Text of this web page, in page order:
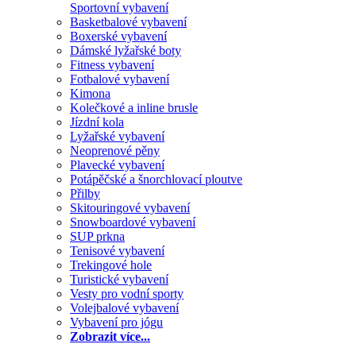
Sportovní vybavení
Basketbalové vybavení
Boxerské vybavení
Dámské lyžařské boty
Fitness vybavení
Fotbalové vybavení
Kimona
Kolečkové a inline brusle
Jízdní kola
Lyžařské vybavení
Neoprenové pěny
Plavecké vybavení
Potápěčské a šnorchlovací ploutve
Přilby
Skitouringové vybavení
Snowboardové vybavení
SUP prkna
Tenisové vybavení
Trekingové hole
Turistické vybavení
Vesty pro vodní sporty
Volejbalové vybavení
Vybavení pro jógu
Zobrazit více...